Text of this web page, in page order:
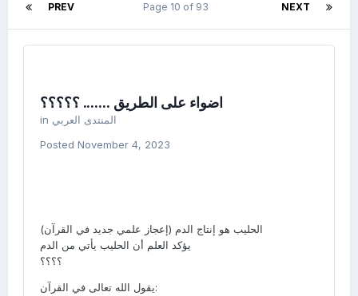
PREV NEXT
Page 10 of 93
اضواء على الطريق ....... ؟؟؟؟؟
in المنتدى العربي
Posted November 4, 2023
الحليب هو إنتاج الدم (إعجاز علمي جديد في القرآن)
يؤكد العلم أن الحليب يأتي من الدم
؟؟؟؟
يقول الله تعالى في القرآن: